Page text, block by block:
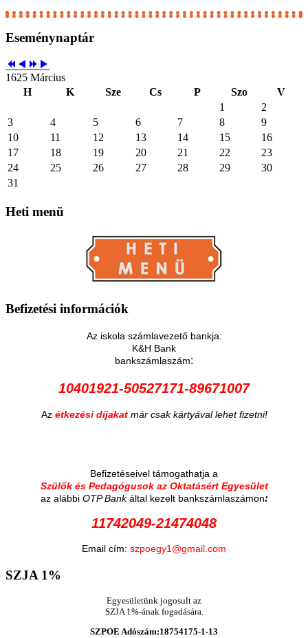
Eseménynaptár
1625 Március
H
K Sze Cs P Szo
V
1
2
3
4 5 6 7 8
9
10
11 12 13 14 15
16
17
18 19 20 21 22
23
24
25 26 27 28 29
30
31
Heti menü
Befizetési információk
Az iskola számlavezető bankja:
K&H Bank
bankszámlaszám:
10401921-50527171-89671007
Az étkezési díjakat már csak kártyával lehet fizetni!
Befizetéseivel támogathatja a
Szülők és Pedagógusok az Oktatásért Egyesület
az alábbi OTP Bankáltal kezelt bankszámlaszámon:
11742049-21474048
Email cím: szpoegy1@gmail.com
SZJA 1%
Egyesületünk jogosult az
SZJA 1%-ának fogadására.
SZPOE Adószám:18754175-1-13